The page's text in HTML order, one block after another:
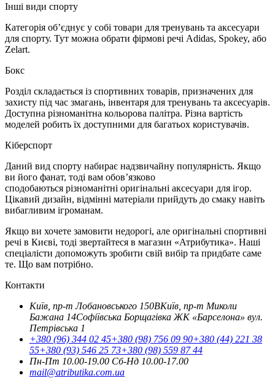
Інші види спорту
Категорія об’єднує у собі товари для тренувань та аксесуари
для спорту. Тут можна обрати фірмові речі Adidas, Spokey, або
Zelart.
Бокс
Розділ складається із спортивних товарів, призначених для
захисту під час змагань, інвентаря для тренувань та аксесуарів.
Доступна різноманітна кольорова палітра. Різна вартість
моделей робить їх доступними для багатьох користувачів.
Кіберспорт
Даний вид спорту набирає надзвичайну популярність. Якщо
ви його фанат, тоді вам обов’язково
сподобаються різноманітні оригінальні аксесуари для ігор.
Цікавий дизайн, відмінні матеріали прийдуть до смаку навіть
вибагливим ігроманам.
Якщо ви хочете замовити недорогі, але оригінальні спортивні
речі в Києві, тоді звертайтеся в магазин «Атрибутика». Наші
спеціалісти допоможуть зробити свій вибір та придбате саме
те. Що вам потрібно.
Контакти
Київ, пр-т Лобановського 150ВКиїв, пр-т Миколи
Бажана 14Софіївська Борщагівка ЖК «Барселона» вул.
Петрівська 1
+380 (96) 344 02 45+380 (98) 756 09 90+380 (44) 221 38
55+380 (93) 546 25 73+380 (98) 559 87 44
Пн-Пт 10.00-19.00 Cб-Нд 10.00-17.00
mail@atributika.com.ua